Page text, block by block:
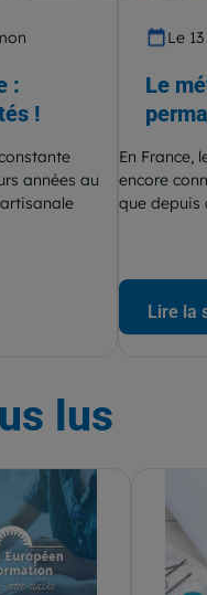
:
!
années au
Le
Le
En France,
encore
que depuis
Lire la
lus